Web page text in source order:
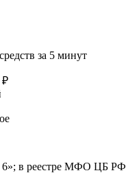
за 5 минут
₽
в реестре МФО ЦБ РФ